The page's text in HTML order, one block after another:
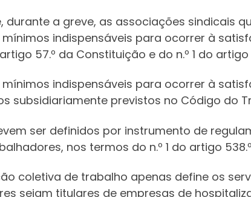
durante a greve, as associações sindicais
indispensáveis para ocorrer à
57.º da Constituição e do n.º 1 do
indispensáveis para ocorrer à
subsidiariamente previstos no Código do
ser definidos por instrumento de
nos termos do n.º 1 do artigo
coletiva de trabalho apenas define os
sejam titulares de empresas de